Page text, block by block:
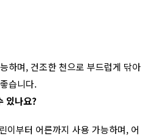
하며, 건조한 천으로 부드럽게 닦아
습니다.
있나요?
이부터 어른까지 사용 가능하며, 어